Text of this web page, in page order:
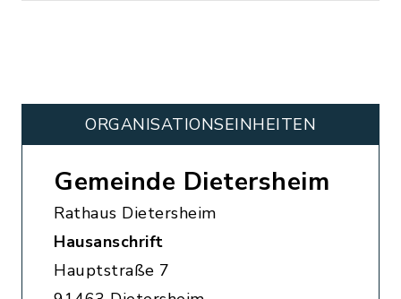
ORGANISATIONS­EINHEITEN
Gemeinde Dietersheim
Rathaus Dietersheim
Hausanschrift
Hauptstraße 7